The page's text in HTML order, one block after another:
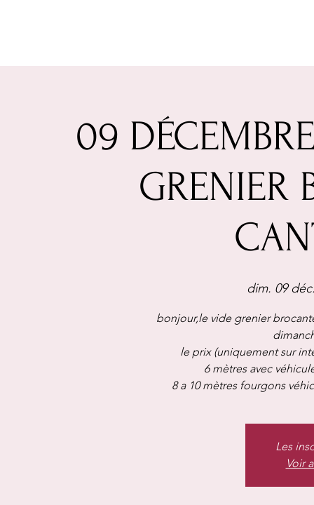
09
GRENIER
dim. 09
bonjour,le vide grenier
le prix (uniquement sur
6 mètres avec
Les
Voir